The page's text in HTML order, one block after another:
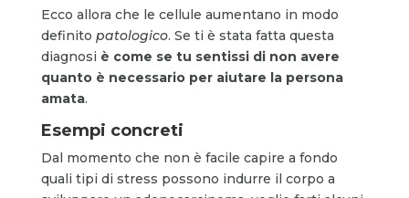
Ecco allora che le cellule aumentano in modo
definito patologico. Se ti è stata fatta questa
diagnosi è come se tu sentissi di non avere
quanto è necessario per aiutare la persona
amata.
Esempi concreti
Dal momento che non è facile capire a fondo
quali tipi di stress possono indurre il corpo a